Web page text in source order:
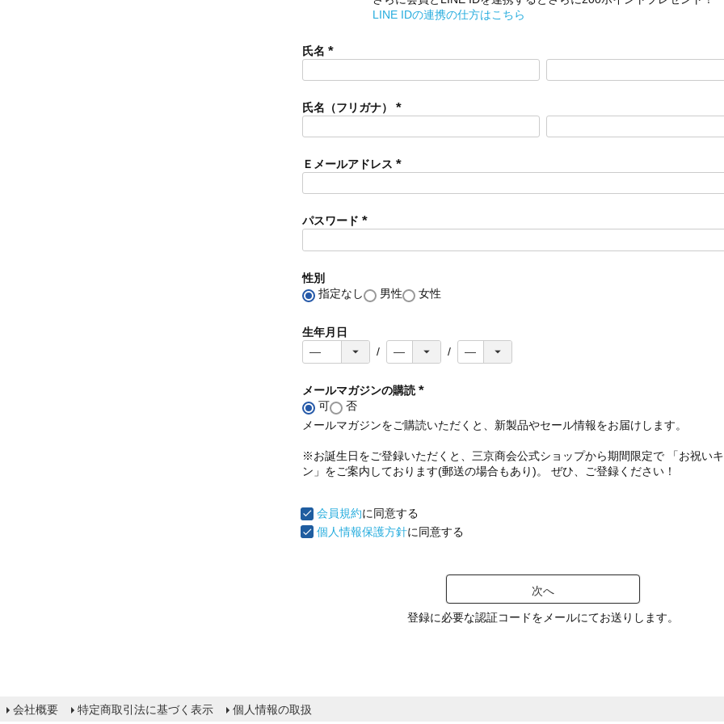
LINE IDの連携の仕方はこちら
氏名
必
)
氏名（フリガナ）
必
)
Ｅメールアドレス
必
)
パスワード
必
性別
指定なし
男性 女性
生年月日
メールマガジンの購読
必
)
可
否
メールマガジンをご購読いただくと、新製品やセール情報をお届けします。
※お誕生日をご登録いただくと、三京商会公式ショップから期間限定で 「お祝い
ン」をご案内しております(郵送の場合もあり)。 ぜひ、ご登録ください！
会員規約に同意する
個人情報保護方針に同意する
次へ
登録に必要な認証コードをメールにてお送りします。
会社概要 特定商取引法に基づく表示 個人情報の取扱